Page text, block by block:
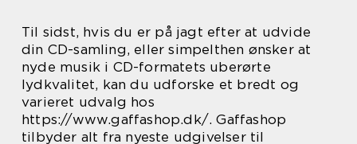
Til sidst, hvis du er på jagt efter at udvide
din CD-samling, eller simpelthen ønsker at
nyde musik i CD-formatets uberørte
lydkvalitet, kan du udforske et bredt og
varieret udvalg hos
https://www.gaffashop.dk/. Gaffashop
tilbyder alt fra nyeste udgivelser til